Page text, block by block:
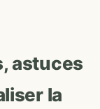
astuces
la